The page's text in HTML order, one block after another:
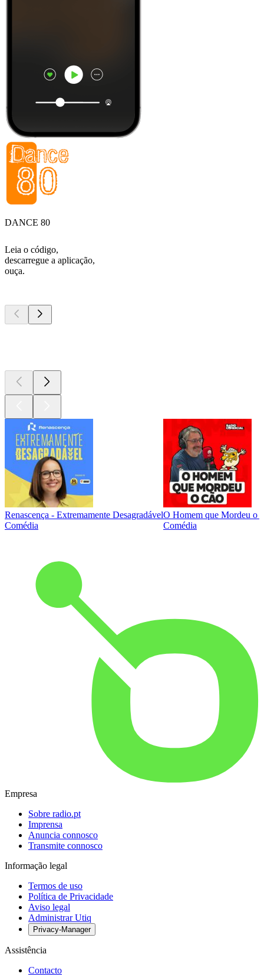
DANCE 80
Leia o código,
descarregue a aplicação,
ouça.
Renascença - Extremamente Desagradável
Comédia
O Homem que Mordeu o
Comédia
Empresa
Sobre radio.pt
Imprensa
Anuncia connosco
Transmite connosco
Informação legal
Termos de uso
Política de Privacidade
Aviso legal
Administrar Utiq
Privacy-Manager
Assistência
Contacto